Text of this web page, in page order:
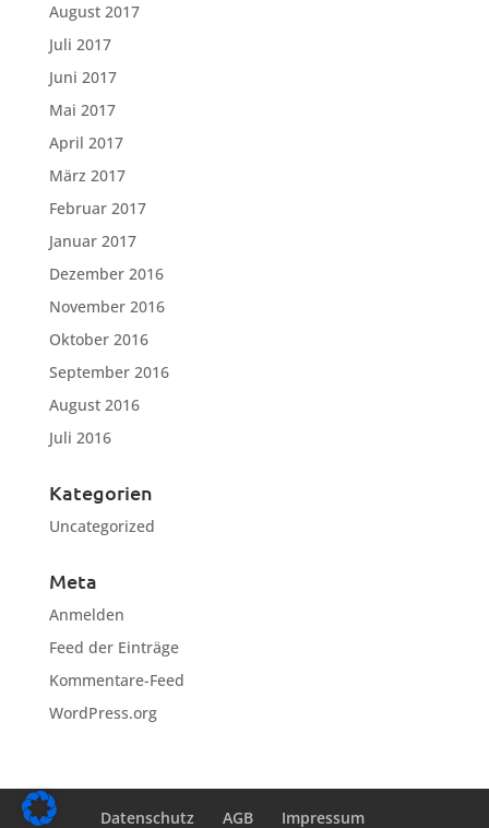
August 2017
Juli 2017
Juni 2017
Mai 2017
April 2017
März 2017
Februar 2017
Januar 2017
Dezember 2016
November 2016
Oktober 2016
September 2016
August 2016
Juli 2016
Kategorien
Uncategorized
Meta
Anmelden
Feed der Einträge
Kommentare-Feed
WordPress.org
Datenschutz AGB Impressum